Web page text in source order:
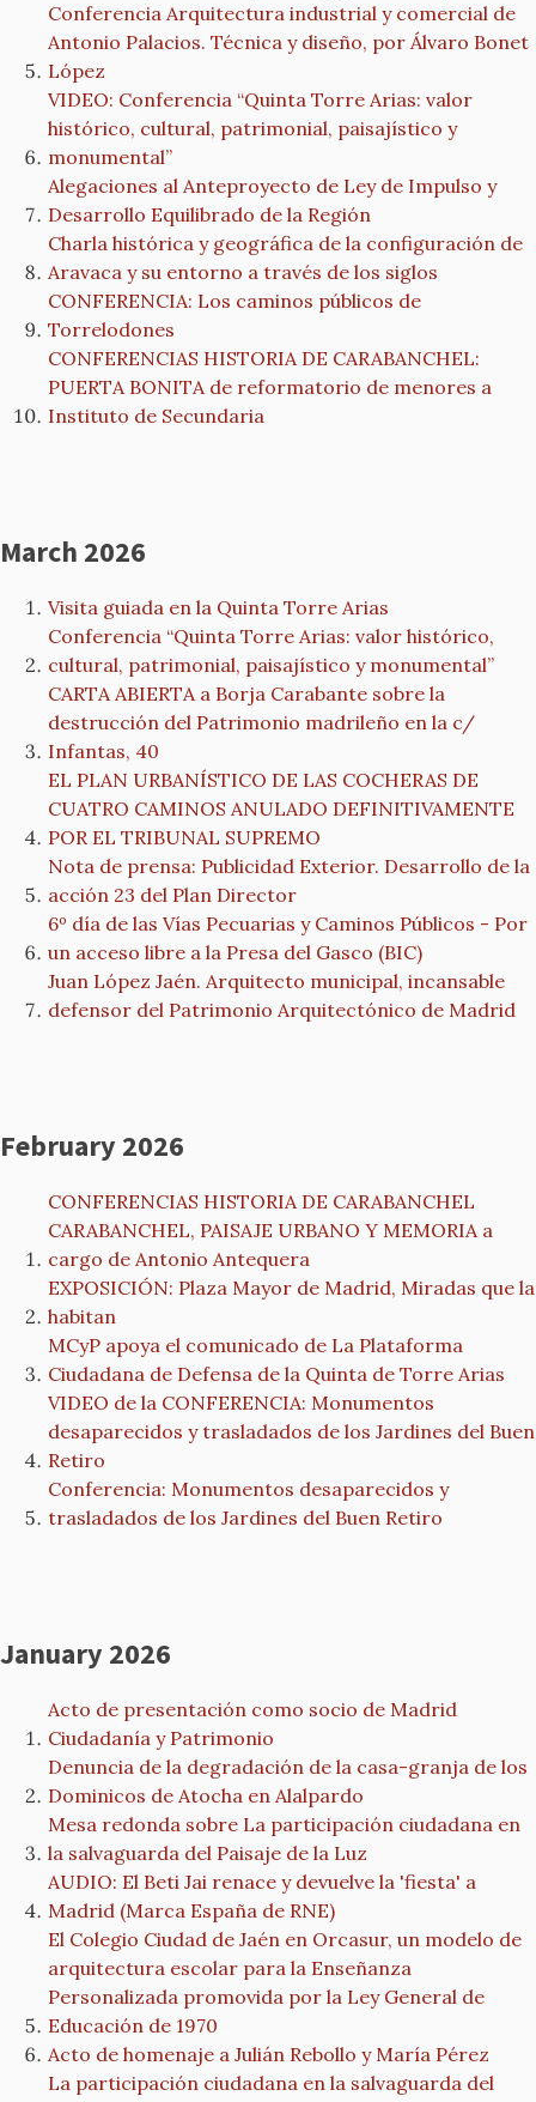
Conferencia Arquitectura industrial y comercial de
Antonio Palacios. Técnica y diseño, por Álvaro Bonet
López
VIDEO: Conferencia “Quinta Torre Arias: valor
histórico, cultural, patrimonial, paisajístico y
monumental”
Alegaciones al Anteproyecto de Ley de Impulso y
Desarrollo Equilibrado de la Región
Charla histórica y geográfica de la configuración de
Aravaca y su entorno a través de los siglos
CONFERENCIA: Los caminos públicos de
Torrelodones
CONFERENCIAS HISTORIA DE CARABANCHEL:
PUERTA BONITA de reformatorio de menores a
Instituto de Secundaria
March 2026
Visita guiada en la Quinta Torre Arias
Conferencia “Quinta Torre Arias: valor histórico,
cultural, patrimonial, paisajístico y monumental”
CARTA ABIERTA a Borja Carabante sobre la
destrucción del Patrimonio madrileño en la c/
Infantas, 40
EL PLAN URBANÍSTICO DE LAS COCHERAS DE
CUATRO CAMINOS ANULADO DEFINITIVAMENTE
POR EL TRIBUNAL SUPREMO
Nota de prensa: Publicidad Exterior. Desarrollo de la
acción 23 del Plan Director
6º día de las Vías Pecuarias y Caminos Públicos - Por
un acceso libre a la Presa del Gasco (BIC)
Juan López Jaén. Arquitecto municipal, incansable
defensor del Patrimonio Arquitectónico de Madrid
February 2026
CONFERENCIAS HISTORIA DE CARABANCHEL
CARABANCHEL, PAISAJE URBANO Y MEMORIA a
cargo de Antonio Antequera
EXPOSICIÓN: Plaza Mayor de Madrid, Miradas que la
habitan
MCyP apoya el comunicado de La Plataforma
Ciudadana de Defensa de la Quinta de Torre Arias
VIDEO de la CONFERENCIA: Monumentos
desaparecidos y trasladados de los Jardines del Buen
Retiro
Conferencia: Monumentos desaparecidos y
trasladados de los Jardines del Buen Retiro
January 2026
Acto de presentación como socio de Madrid
Ciudadanía y Patrimonio
Denuncia de la degradación de la casa-granja de los
Dominicos de Atocha en Alalpardo
Mesa redonda sobre La participación ciudadana en
la salvaguarda del Paisaje de la Luz
AUDIO: El Beti Jai renace y devuelve la 'fiesta' a
Madrid (Marca España de RNE)
El Colegio Ciudad de Jaén en Orcasur, un modelo de
arquitectura escolar para la Enseñanza
Personalizada promovida por la Ley General de
Educación de 1970
Acto de homenaje a Julián Rebollo y María Pérez
La participación ciudadana en la salvaguarda del